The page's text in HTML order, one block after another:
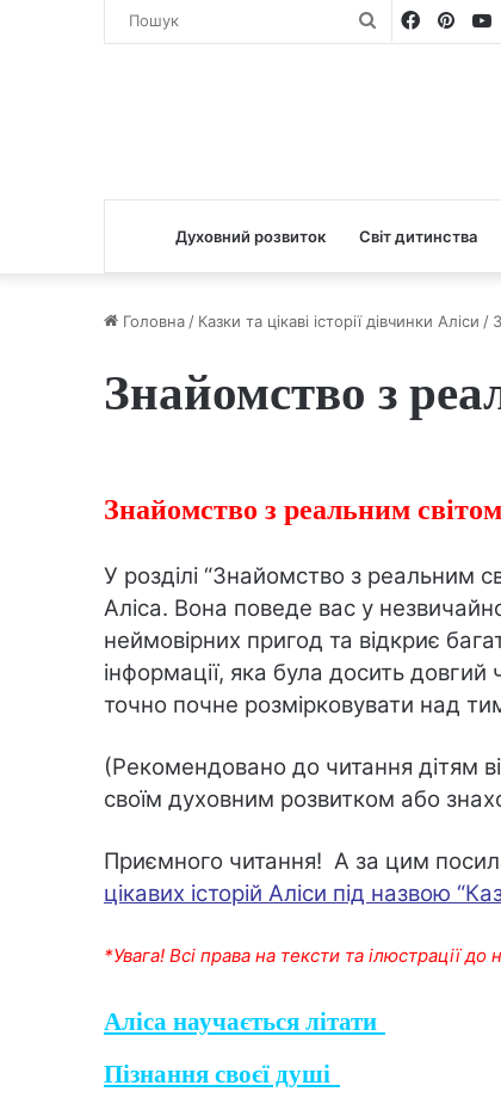
ПошукFacebook
Духовний розвиток Світ дитинства
Головна / Казки та цікаві історії дівчинки Аліси /
Знайомство з
Знайомство з реальним
У розділі “Знайомство з реальним
Аліса. Вона поведе вас у
неймовірних пригод та відкриє
інформації, яка була досить
точно почне розмірковувати над
(Рекомендовано до читання дітям
своїм духовним розвитком або
Приємного читання! А за цим
цікавих історій Аліси під назвою
*Увага! Всі права на тексти та ілюстрації
Аліса научається літати
Пізнання своєї душі